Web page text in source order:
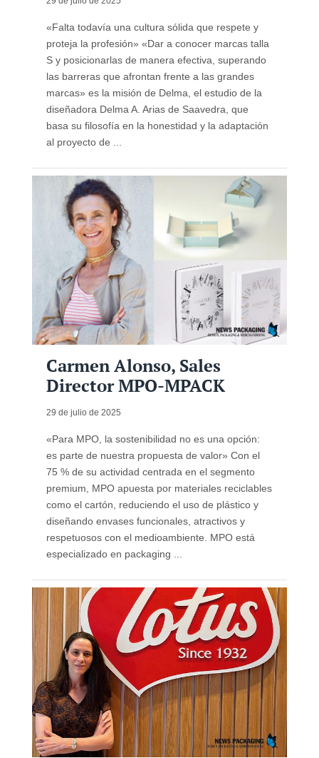
«Falta todavía una cultura sólida que respete y
proteja la profesión» «Dar a conocer marcas talla
S y posicionarlas de manera efectiva, superando
las barreras que afrontan frente a las grandes
marcas» es la misión de Delma, el estudio de la
diseñadora Delma A. Arias de Saavedra, que
basa su filosofía en la honestidad y la adaptación
al proyecto de ...
Carmen Alonso, Sales
Director MPO-MPACK
29 de julio de 2025
«Para MPO, la sostenibilidad no es una opción:
es parte de nuestra propuesta de valor» Con el
75 % de su actividad centrada en el segmento
premium, MPO apuesta por materiales reciclables
como el cartón, reduciendo el uso de plástico y
diseñando envases funcionales, atractivos y
respetuosos con el medioambiente. MPO está
especializado en packaging ...